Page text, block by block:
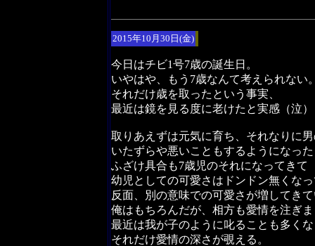
2015年10月30日(金)
今日はチビ1号7歳の誕生日。
いやはや、もう7歳なんて考えられない
それだけ歳を取ったという事実、
最近は鏡を見る度に老けたと実感（泣）
取りあえずは元気に育ち、それなりに
いたずらや悪いこともするようになっ
ふざけ具合も7歳児のそれになってきて
幼児としての可愛さはドンドン無くな
反面、別の意味での可愛さが増してき
俺はもちろんだが、相方も愛情を注ぎ
最近は我が子のように叱ることも多く
それだけ愛情の深さが覗える。